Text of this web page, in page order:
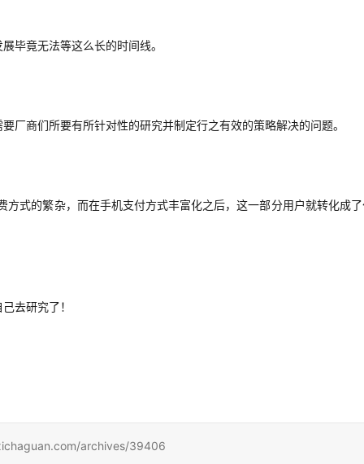
毕竟无法等这么长的时间线。
厂商们所要有所针对性的研究并制定行之有效的策略解决的问题。
方式的繁杂，而在手机支付方式丰富化之后，这一部分用户就转化成
去研究了！
archives/39406